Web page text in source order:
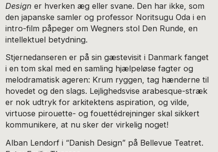
Design er hverken æg eller svane. Den har ikke, som
den japanske samler og professor Noritsugu Oda i en
intro-film påpeger om Wegners stol Den Runde, en
intellektuel betydning.
Stjernedanseren er på sin gæstevisit i Danmark fanget
i en tom skal med en samling hjælpeløse fagter og
melodramatisk ageren: Krum ryggen, tag hænderne til
hovedet og den slags. Lejlighedsvise arabesque-stræk
er nok udtryk for arkitektens aspiration, og vilde,
virtuose pirouette- og fouettédrejninger skal sikkert
kommunikere, at nu sker der virkelig noget!
Alban Lendorf i “Danish Design” på Bellevue Teatret.